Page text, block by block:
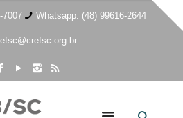
7007 Whatsapp: (48) 99616-2644